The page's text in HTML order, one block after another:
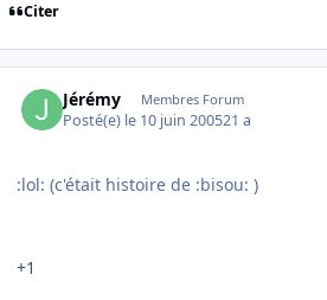
Citer
Jérémy Membres Forum
Posté(e) le 10 juin 200521 a
:lol: (c'était histoire de :bisou: )
+1